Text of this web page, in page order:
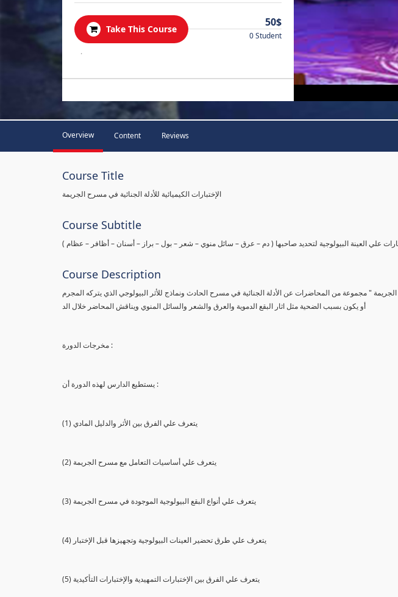
Take This Course
50$
0 Student
.
Overview Content Reviews
Course Title
الإختبارات الكيميائية للأدلة الجنائية في مسرح الجريمة
Course Subtitle
علي العينة البيولوجية لتحديد صاحبها ( دم – عرق – سائل منوي – شعر – بول – براز – أسنان – أظافر – عظام
Course Description
الجريمة " مجموعة من المحاضرات عن الأدلة الجنائية في مسرح الحادث ونماذج للأثر البيولوجي الذي يتركه المجرم
أو يكون بسبب الضحية مثل اثار البقع الدموية والعرق والشعر والسائل المنوي ويناقش المحاضر خلال الد
مخرجات الدورة :
يستطيع الدارس لهذه الدورة أن :
(1) يتعرف علي الفرق بين الأثر والدليل المادي
(2) يتعرف علي أساسيات التعامل مع مسرح الجريمة
(3) يتعرف علي أنواع البقع البيولوجية الموجودة في مسرح الجريمة
(4) يتعرف علي طرق تحضير العينات البيولوجية وتجهيزها قبل الإختبار
(5) يتعرف علي الفرق بين الإختبارات التمهيدية والإختبارات التأكيدية